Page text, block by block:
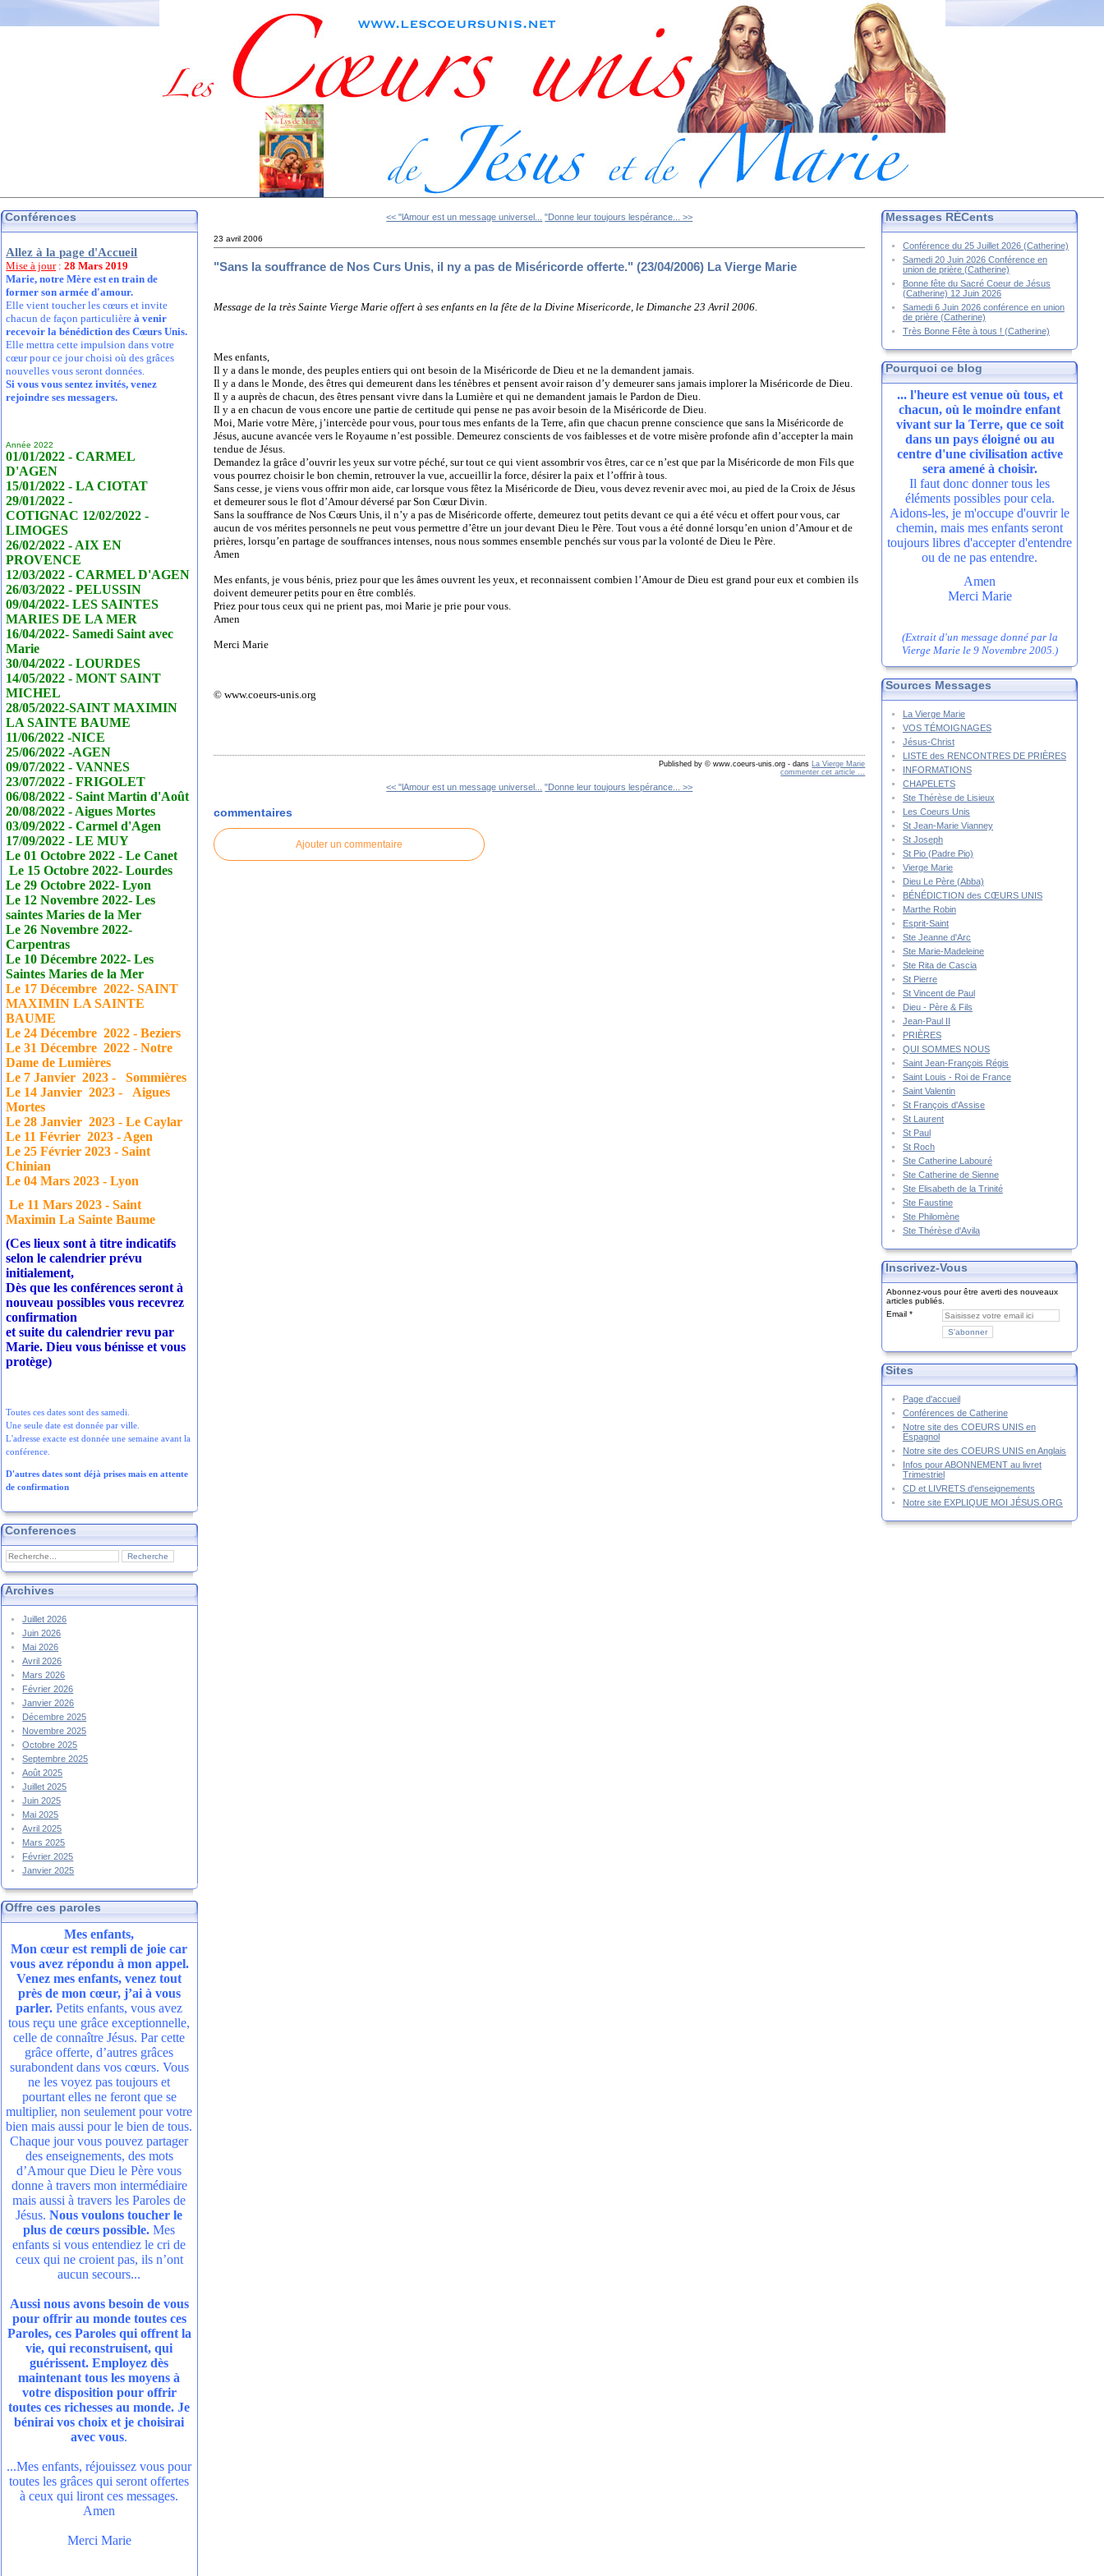
Conférences
Allez à la page d'Accueil
Mise à jour:28 Mars 2019
Marie, notre Mère est en train de
former son armée d'amour.
Elle vient toucher les cœurs et invite
chacun de façon particulièreà venir
recevoir la bénédiction des Cœurs Unis.
Elle mettra cette impulsion dans votre
cœur pour ce jour choisi où des grâces
nouvelles vous seront données.
Si vous vous sentez invités, venez
rejoindre ses messagers.
Année 2022
01/01/2022 - CARMEL
D'AGEN
15/01/2022 - LA CIOTAT
29/01/2022 -
COTIGNAC 12/02/2022 -
LIMOGES
26/02/2022 - AIX EN
PROVENCE
12/03/2022 - CARMEL D'AGEN
26/03/2022 - PELUSSIN
09/04/2022- LES SAINTES
MARIES DE LA MER
16/04/2022- Samedi Saint avec
Marie
30/04/2022 - LOURDES
14/05/2022 - MONT SAINT
MICHEL
28/05/2022-SAINT MAXIMIN
LA SAINTE BAUME
11/06/2022 -NICE
25/06/2022 -AGEN
09/07/2022 - VANNES
23/07/2022 - FRIGOLET
06/08/2022 - Saint Martin d'Août
20/08/2022 - Aigues Mortes
03/09/2022 - Carmel d'Agen
17/09/2022 - LE MUY
Le 01 Octobre 2022 - LeCanet
Le 15 Octobre 2022- Lourdes
Le 29 Octobre 2022- Lyon
Le 12 Novembre 2022- Les
saintes Maries de la Mer
Le 26 Novembre 2022-
Carpentras
Le 10 Décembre 2022- Les
Saintes Maries de la Mer
Le 17Décembre 2022- SAINT
MAXIMIN LA SAINTE
BAUME
Le 24Décembre 2022 - Beziers
Le 31Décembre 2022 - Notre
Dame de Lumières
Le 7 Janvier 2023 - Sommières
Le 14 Janvier 2023 - Aigues
Mortes
Le 28 Janvier 2023 - Le Caylar
Le 11 Février 2023 - Agen
Le 25 Février 2023 - Saint
Chinian
Le 04 Mars 2023 - Lyon
Le 11 Mars 2023 - Saint
Maximin La Sainte Baume
(Ces lieux sont à titre indicatifs
selon le calendrier prévu
initialement,
Dès que les conférences seront à
nouveau possibles vous recevrez
confirmation
et suite du calendrier revu par
Marie. Dieu vous bénisse et vous
protège)
Toutes ces dates sont des samedi.
Une seule date est donnée par ville.
L'adresse exacte est donnée une semaine avant la
conférence.
D'autres dates sont déjà prises mais en attente
de confirmation
Conferences
Archives
Juillet 2026
Juin 2026
Mai 2026
Avril 2026
Mars 2026
Février 2026
Janvier 2026
Décembre 2025
Novembre 2025
Octobre 2025
Septembre 2025
Août 2025
Juillet 2025
Juin 2025
Mai 2025
Avril 2025
Mars 2025
Février 2025
Janvier 2025
Offre ces paroles
Mes enfants,
Mon cœur est rempli de joie car
vous avez répondu à mon appel.
Venez mes enfants, venez tout
près de mon cœur, j’ai à vous
parler. Petits enfants, vous avez
tous reçu une grâce exceptionnelle,
celle de connaître Jésus. Par cette
grâce offerte, d’autres grâces
surabondent dans vos cœurs. Vous
ne les voyez pas toujours et
pourtant elles ne feront que se
multiplier, non seulement pour votre
bien mais aussi pour le bien de tous.
Chaque jour vous pouvez partager
des enseignements, des mots
d’Amour que Dieu le Père vous
donne à travers mon intermédiaire
mais aussi à travers les Paroles de
Jésus.Nous voulons toucher le
plus de cœurs possible. Mes
enfants si vous entendiez le cri de
ceux qui ne croient pas, ils n’ont
aucun secours...
Aussi nous avons besoin de vous
pour offrir au monde toutes ces
Paroles, ces Paroles qui offrent la
vie, qui reconstruisent, qui
guérissent. Employez dès
maintenant tous les moyens à
votre disposition pour offrir
toutes ces richesses au monde. Je
bénirai vos choix et je choisirai
avec vous.
...Mes enfants, réjouissez vous pour
toutes les grâces qui seront offertes
à ceux qui liront ces messages.
Amen
Merci Marie
<< "lAmour est un message universel... "Donne leur toujours lespérance... >>
23 avril 2006
"Sans la souffrance de Nos Curs Unis, il ny a pas de Miséricorde offerte." (23/04/2006) La Vierge Marie
Message de la très Sainte Vierge Marie offert à ses enfants en la fête de la Divine Misericorde, le Dimanche 23 Avril 2006.
Mes enfants,
Il y a dans le monde, des peuples entiers qui ont besoin de la Miséricorde de Dieu et ne la demandent jamais.
Il y a dans le Monde, des êtres qui demeurent dans les ténèbres et pensent avoir raison d’y demeurer sans jamais implorer la Miséricorde de Dieu.
Il y a auprès de chacun, des êtres pensant vivre dans la Lumière et qui ne demandent jamais le Pardon de Dieu.
Il y a en chacun de vous encore une partie de certitude qui pense ne pas avoir besoin de la Miséricorde de Dieu.
Moi, Marie votre Mère, j’intercède pour vous, pour tous mes enfants de la Terre, afin que chacun prenne conscience que sans la Miséricorde de
Jésus, aucune avancée vers le Royaume n’est possible. Demeurez conscients de vos faiblesses et de votre misère profonde afin d’accepter la main
tendue de Jésus.
Demandez la grâce d’ouvrir les yeux sur votre péché, sur tout ce qui vient assombrir vos êtres, car ce n’est que par la Miséricorde de mon Fils que
vous pourrez choisir le bon chemin, retrouver la vue, accueillir la force, désirer la paix et l’offrir à tous.
Sans cesse, je viens vous offrir mon aide, car lorsque vous fêtez la Miséricorde de Dieu, vous devez revenir avec moi, au pied de la Croix de Jésus
et demeurer sous le flot d’Amour déversé par Son Cœur Divin.
Sans la souffrance de Nos Cœurs Unis, il n’y a pas de Miséricorde offerte, demeurez tout petits devant ce qui a été vécu et offert pour vous, car
aucun de vos mérites personnels ne peut vous permettre d’être un jour devant Dieu le Père. Tout vous a été donné lorsqu’en union d’Amour et de
prières, lorsqu’en partage de souffrances intenses, nous nous sommes ensemble penchés sur vous par la volonté de Dieu le Père.
Amen
Mes enfants, je vous bénis, priez pour que les âmes ouvrent les yeux, et reconnaissent combien l’Amour de Dieu est grand pour eux et combien ils
doivent demeurer petits pour en être comblés.
Priez pour tous ceux qui ne prient pas, moi Marie je prie pour vous.
Amen
Merci Marie
© www.coeurs-unis.org
Published by © www.coeurs-unis.org - dans La Vierge Marie
commenter cet article …
<< "lAmour est un message universel... "Donne leur toujours lespérance... >>
commentaires
Ajouter un commentaire
Messages RÉCents
Conférence du 25 Juillet 2026 (Catherine)
Samedi 20 Juin 2026 Conférence en
union de prière (Catherine)
Bonne fête du Sacré Coeur de Jésus
(Catherine) 12 Juin 2026
Samedi 6 Juin 2026 conférence en union
de prière (Catherine)
Très Bonne Fête à tous ! (Catherine)
Pourquoi ce blog
... l'heure est venue où tous, et
chacun, où le moindre enfant
vivant sur la Terre, que ce soit
dans un pays éloigné ou au
centre d'une civilisation active
sera amené à choisir.
Il faut donc donner tous les
éléments possibles pour cela.
Aidons-les, je m'occupe d'ouvrir le
chemin, mais mes enfants seront
toujours libres d'accepter d'entendre
ou de ne pas entendre.
Amen
Merci Marie
(Extrait d'un message donné par la
Vierge Marie le 9 Novembre 2005.)
Sources Messages
La Vierge Marie
VOS TÉMOIGNAGES
Jésus-Christ
LISTE des RENCONTRES DE PRIÈRES
INFORMATIONS
CHAPELETS
Ste Thérèse de Lisieux
Les Coeurs Unis
St Jean-Marie Vianney
St Joseph
St Pio (Padre Pio)
Vierge Marie
Dieu Le Père (Abba)
BÉNÉDICTION des CŒURS UNIS
Marthe Robin
Esprit-Saint
Ste Jeanne d'Arc
Ste Marie-Madeleine
Ste Rita de Cascia
St Pierre
St Vincent de Paul
Dieu - Père & Fils
Jean-Paul II
PRIÈRES
QUI SOMMES NOUS
Saint Jean-François Régis
Saint Louis - Roi de France
Saint Valentin
St François d'Assise
St Laurent
St Paul
St Roch
Ste Catherine Labouré
Ste Catherine de Sienne
Ste Elisabeth de la Trinité
Ste Faustine
Ste Philomène
Ste Thérèse d'Avila
Inscrivez-Vous
Abonnez-vous pour être averti des nouveaux
articles publiés.
Email
Sites
Page d'accueil
Conférences de Catherine
Notre site des COEURS UNIS en
Espagnol
Notre site des COEURS UNIS en Anglais
Infos pour ABONNEMENT au livret
Trimestriel
CD et LIVRETS d'enseignements
Notre site EXPLIQUE MOI JÉSUS.ORG